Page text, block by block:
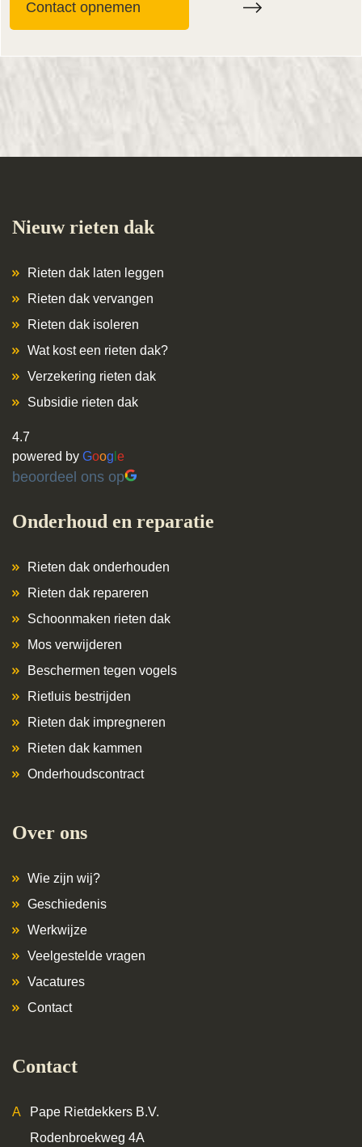
Nieuw rieten dak
Rieten dak laten leggen
Rieten dak vervangen
Rieten dak isoleren
Wat kost een rieten dak?
Verzekering rieten dak
Subsidie rieten dak
4.7
powered by Goog e
beoordeel ons op
Onderhoud en reparatie
Rieten dak onderhouden
Rieten dak repareren
Schoonmaken rieten dak
Mos verwijderen
Beschermen tegen vogels
Rietluis bestrijden
Rieten dak impregneren
Rieten dak kammen
Onderhoudscontract
Over ons
Wie zijn wij?
Geschiedenis
Werkwijze
Veelgestelde vragen
Vacatures
Contact
Contact
Pape Rietdekkers B.V.
Rodenbroekweg 4A